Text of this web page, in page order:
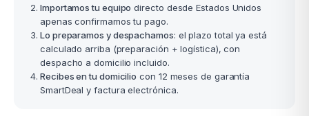
Importamos tu equipo directo desde Estados Unidos
apenas confirmamos tu pago.
Lo preparamos y despachamos: el plazo total ya está
calculado arriba (preparación + logística), con
despacho a domicilio incluido.
Recibes en tu domicilio con 12 meses de garantía
SmartDeal y factura electrónica.